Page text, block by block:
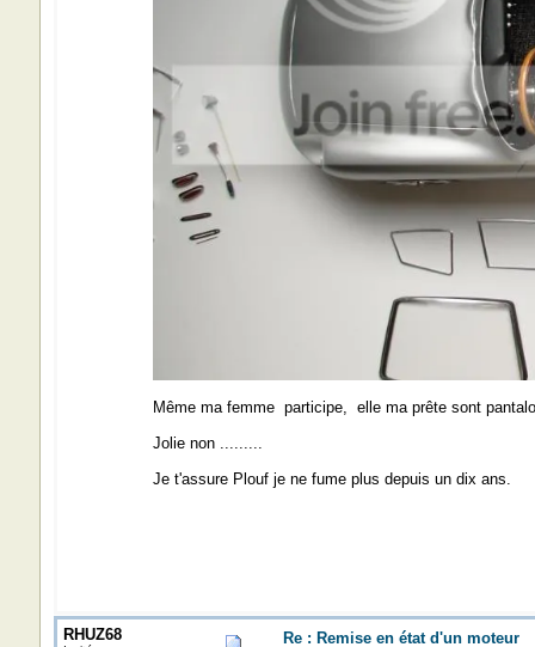
Même ma femme participe, elle ma prête sont
Jolie non .........
Je t'assure Plouf je ne fume plus depuis un dix ans.
RHUZ68 Re : Remise en état d'un moteur